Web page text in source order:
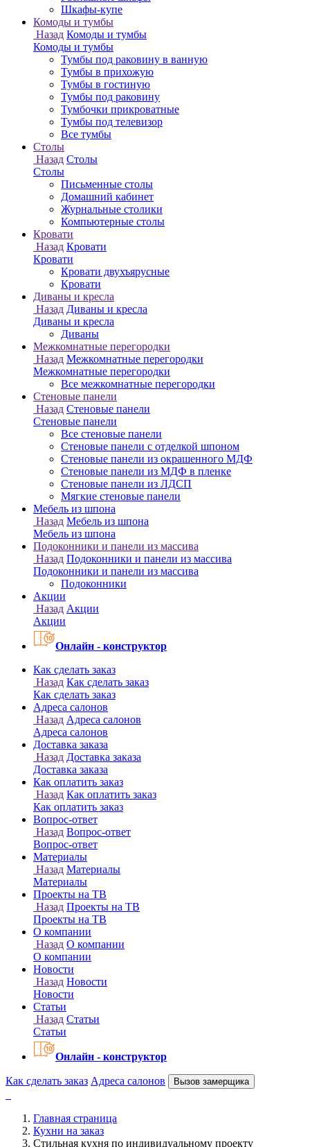
Онлайн - конструктор
Онлайн - конструктор
Как сделать заказ Адреса салонов Вызов замерщика
Главная страница
Кухни на заказ
Стильная кухня по индивидуальному проекту